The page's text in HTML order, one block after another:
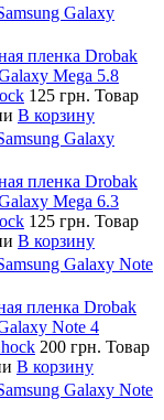
Galaxy
пленка Drobak
Mega 5.8
125 грн. Товар
В корзину
Galaxy
пленка Drobak
Mega 6.3
125 грн. Товар
В корзину
Galaxy Note
пленка Drobak
Note 4
200 грн. Товар
В корзину
Galaxy Note